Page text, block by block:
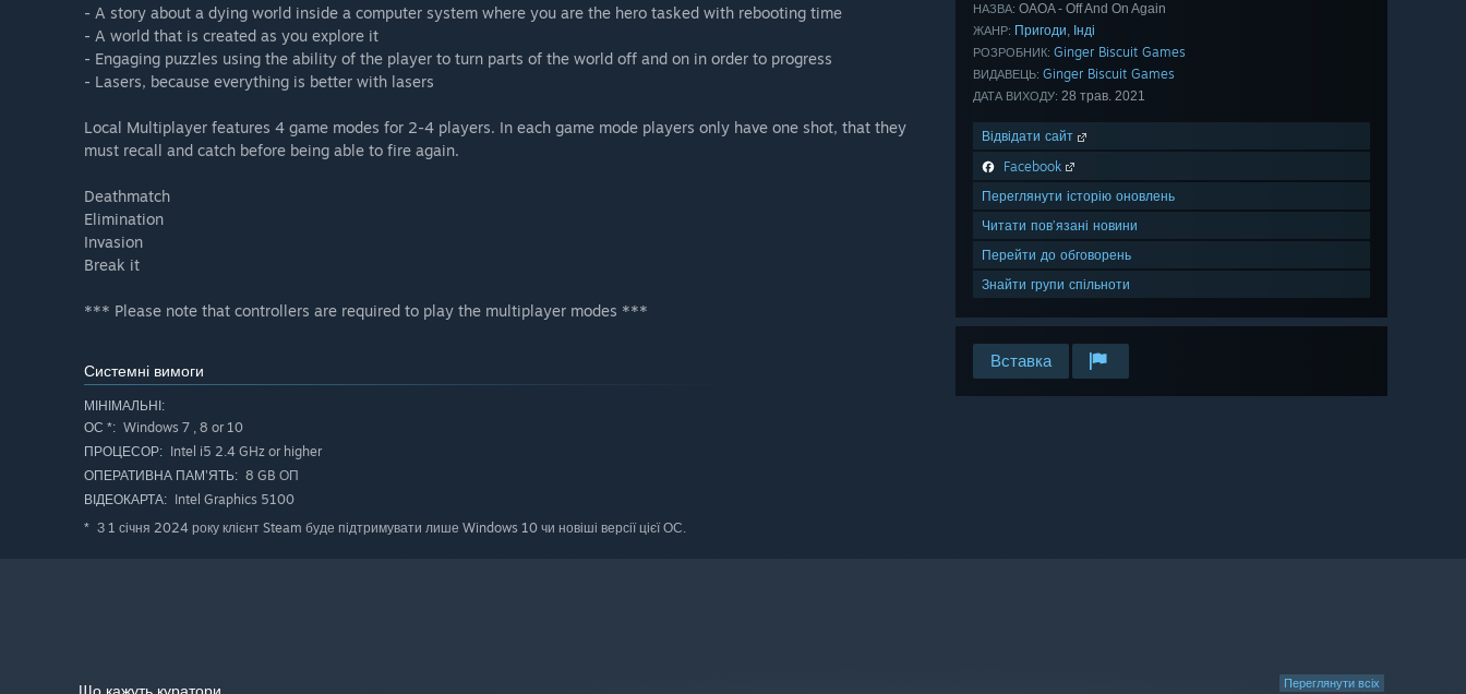
НАЗВА: OAOA - Off And On Again
ЖАНР: Пригоди, Інді
РОЗРОБНИК: Ginger Biscuit Games
ВИДАВЕЦЬ: Ginger Biscuit Games
ДАТА ВИХОДУ: 28 трав. 2021
Відвідати сайт
Facebook
Переглянути історію оновлень
Читати пов’язані новини
Перейти до обговорень
Знайти групи спільноти
Вставка
- A story about a dying world inside a computer system where you are the hero tasked with rebooting time
- A world that is created as you explore it
- Engaging puzzles using the ability of the player to turn parts of the world off and on in order to progress
- Lasers, because everything is better with lasers
Local Multiplayer features 4 game modes for 2-4 players. In each game mode players only have one shot, that they
must recall and catch before being able to fire again.
Deathmatch
Elimination
Invasion
Break it
*** Please note that controllers are required to play the multiplayer modes ***
Системні вимоги
МІНІМАЛЬНІ:
ОС *: Windows 7 , 8 or 10
ПРОЦЕСОР: Intel i5 2.4 GHz or higher
ОПЕРАТИВНА ПАМ’ЯТЬ: 8 GB ОП
ВІДЕОКАРТА: Intel Graphics 5100
* З 1 січня 2024 року клієнт Steam буде підтримувати лише Windows 10 чи новіші версії цієї ОС.
Переглянути всіх